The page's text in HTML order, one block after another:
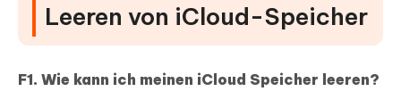
Leeren von iCloud-Speicher
F1. Wie kann ich meinen iCloud Speicher leeren?